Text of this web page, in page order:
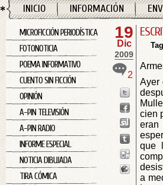
INICIO INFORMACIÓN
MICROFICCIÓN PERIODÍSTICA
FOTONOTICIA
POEMA INFORMATIVO
CUENTO SIN FICCIÓN
OPINIÓN
A-PIN TELEVISIÓN
A-PIN RADIO
INFORME ESPECIAL
NOTICIA DIBUJADA
TIRA CÓMICA
19
Dic
2009
2
Ayer
cien
eran
que
a